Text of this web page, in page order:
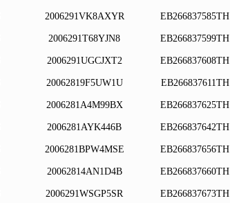
2006291VK8AXYR EB266837585TH
2006291T68YJN8 EB266837599TH
2006291UGCJXT2 EB266837608TH
20062819F5UW1U EB266837611TH
2006281A4M99BX EB266837625TH
2006281AYK446B EB266837642TH
2006281BPW4MSE EB266837656TH
20062814AN1D4B EB266837660TH
2006291WSGP5SR EB266837673TH